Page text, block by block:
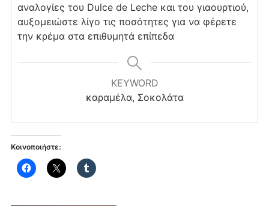
αναλογίες του Dulce de Leche και του γιαουρτιού,
αυξομειώστε λίγο τις ποσότητες για να φέρετε
την κρέμα στα επιθυμητά επίπεδα
KEYWORD
καραμέλα, Σοκολάτα
Κοινοποιήστε: